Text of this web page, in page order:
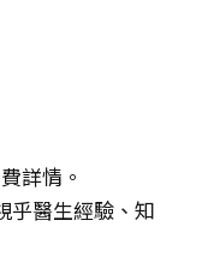
詳情。
乎醫生經驗、知